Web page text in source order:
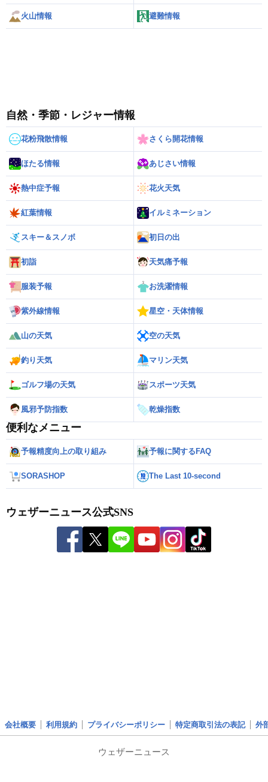
火山情報 避難情報
自然・季節・レジャー情報
花粉飛散情報 さくら開花情報
ほたる情報 あじさい情報
熱中症予報 花火天気
紅葉情報 イルミネーション
スキー＆スノボ 初日の出
初詣 天気痛予報
服装予報 お洗濯情報
紫外線情報 星空・天体情報
山の天気 空の天気
釣り天気 マリン天気
ゴルフ場の天気 スポーツ天気
風邪予防指数 乾燥指数
便利なメニュー
予報精度向上の取り組み 予報に関するFAQ
SORASHOP The Last 10-second
ウェザーニュース公式SNS
会社概要 利用規約 プライバシーポリシー 特定商取引法の表記 外
ウェザーニュース